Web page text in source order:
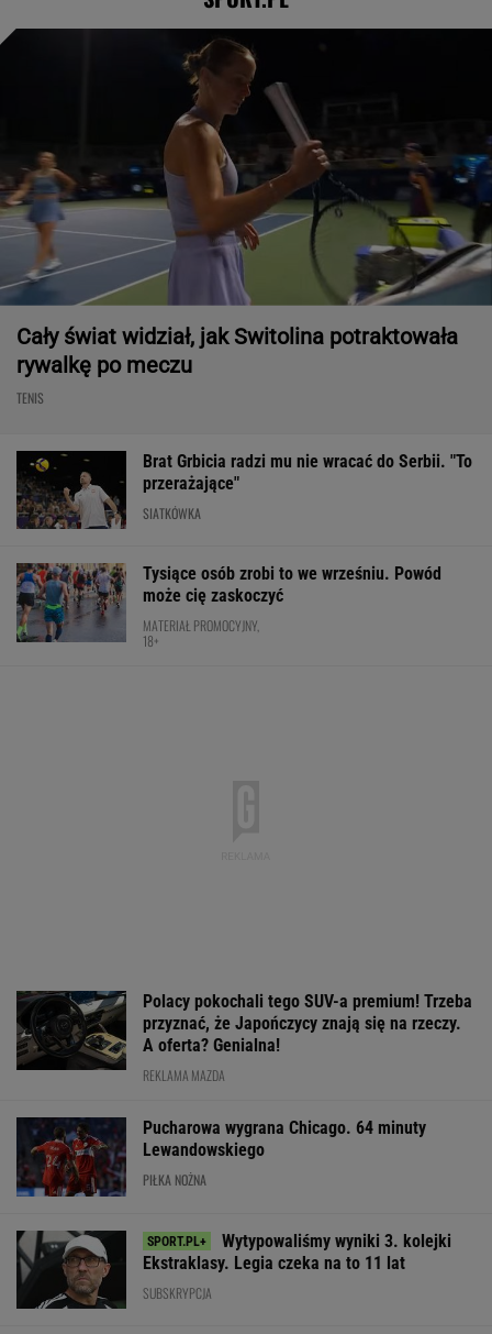
Cały świat widział, jak Switolina potraktowała
rywalkę po meczu
TENIS
Brat Grbicia radzi mu nie wracać do Serbii. "To
przerażające"
SIATKÓWKA
Tysiące osób zrobi to we wrześniu. Powód
może cię zaskoczyć
MATERIAŁ PROMOCYJNY,
18+
Polacy pokochali tego SUV-a premium! Trzeba
przyznać, że Japończycy znają się na rzeczy.
A oferta? Genialna!
REKLAMA MAZDA
Pucharowa wygrana Chicago. 64 minuty
Lewandowskiego
PIŁKA NOŻNA
Wytypowaliśmy wyniki 3. kolejki
Ekstraklasy. Legia czeka na to 11 lat
SUBSKRYPCJA